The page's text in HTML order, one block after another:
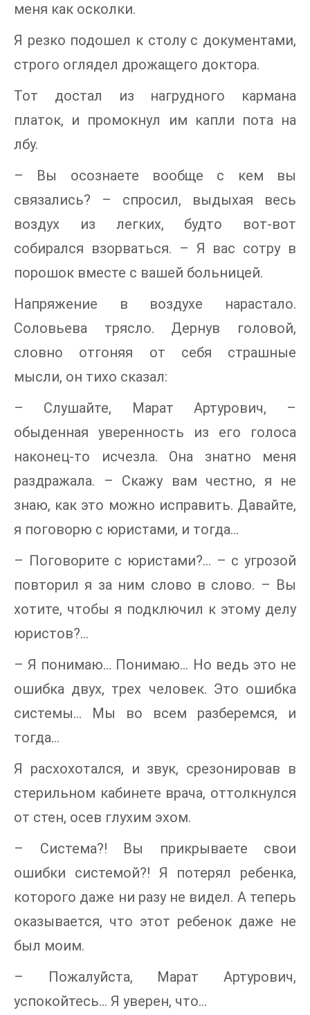
меня как осколки.
Я резко подошел к столу с документами,
строго оглядел дрожащего доктора.
Тот достал из нагрудного кармана
платок, и промокнул им капли пота на
лбу.
– Вы осознаете вообще с кем вы
связались? – спросил, выдыхая весь
воздух из легких, будто вот-вот
собирался взорваться. – Я вас сотру в
порошок вместе с вашей больницей.
Напряжение в воздухе нарастало.
Соловьева трясло. Дернув головой,
словно отгоняя от себя страшные
мысли, он тихо сказал:
– Слушайте, Марат Артурович, –
обыденная уверенность из его голоса
наконец-то исчезла. Она знатно меня
раздражала. – Скажу вам честно, я не
знаю, как это можно исправить. Давайте,
я поговорю с юристами, и тогда…
– Поговорите с юристами?... – с угрозой
повторил я за ним слово в слово. – Вы
хотите, чтобы я подключил к этому делу
юристов?…
– Я понимаю… Понимаю… Но ведь это не
ошибка двух, трех человек. Это ошибка
системы… Мы во всем разберемся, и
тогда…
Я расхохотался, и звук, срезонировав в
стерильном кабинете врача, оттолкнулся
от стен, осев глухим эхом.
– Система?! Вы прикрываете свои
ошибки системой?! Я потерял ребенка,
которого даже ни разу не видел. А теперь
оказывается, что этот ребенок даже не
был моим.
– Пожалуйста, Марат Артурович,
успокойтесь… Я уверен, что…